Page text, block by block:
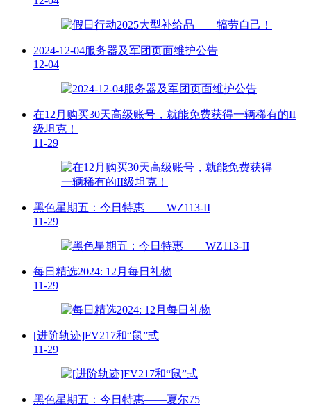
2024-12-04服务器及军团页面维护公告
12-04
在12月购买30天高级账号，就能免费获得一辆稀有的II
级坦克！
11-29
黑色星期五：今日特惠——WZ113-II
11-29
每日精选2024: 12月每日礼物
11-29
[进阶轨迹]FV217和“鼠”式
11-29
黑色星期五：今日特惠——夏尔75